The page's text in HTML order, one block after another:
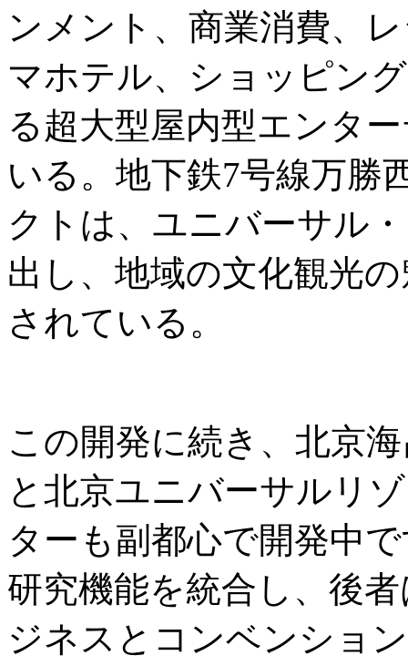
ンメント、商業消費、
マホテル、ショッピン
る超大型屋内型エンタ
いる。地下鉄7号線万勝
クトは、ユニバーサル
出し、地域の文化観光
されている。
この開発に続き、北京
と北京ユニバーサルリ
ターも副都心で開発中
研究機能を統合し、後
ジネスとコンベンショ